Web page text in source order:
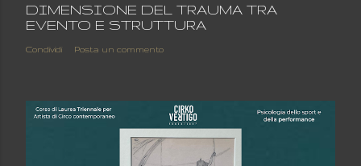
DIMENSIONE DEL TRAUMA TRA
EVENTO E STRUTTURA
Condividi Posta un commento